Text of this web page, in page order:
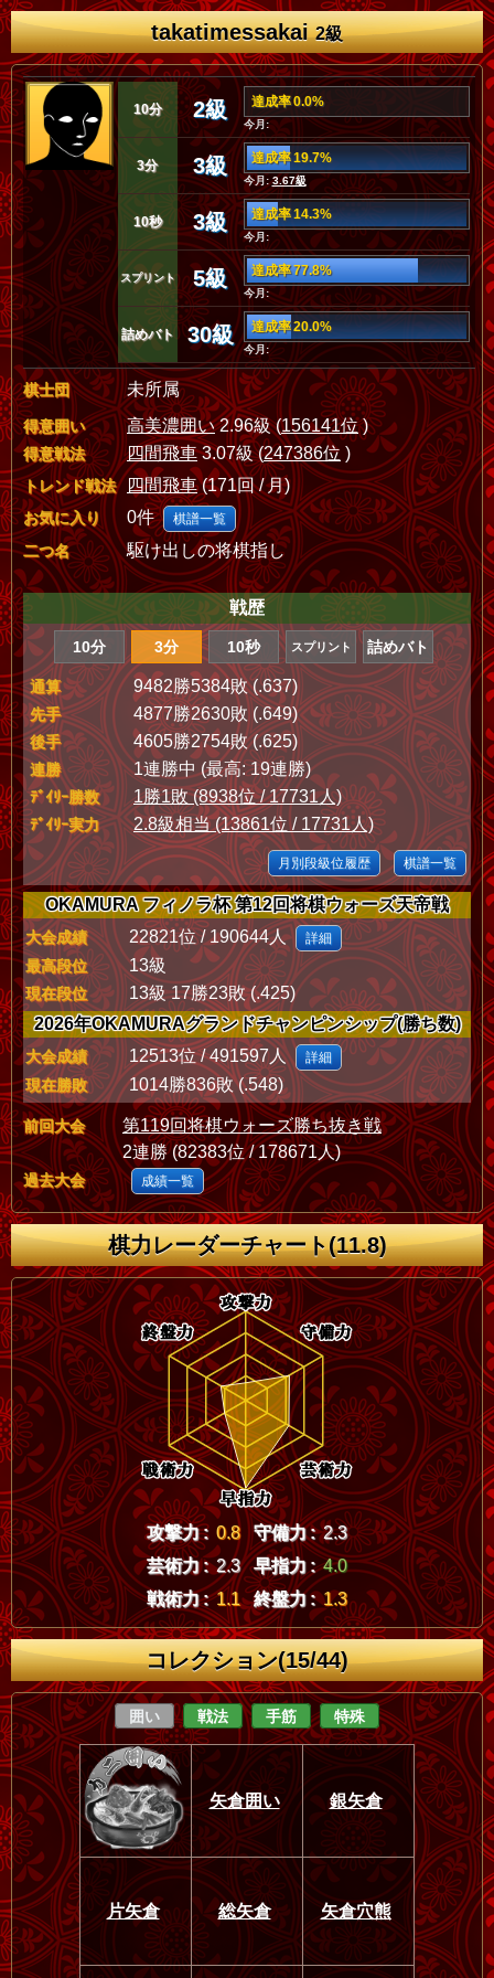
takatimessakai2級
10分 2級 達成率 0.0%
今月:
3分 3級 達成率 19.7%
今月:3.67級
10秒 3級 達成率 14.3%
今月:
スプリント 5級 達成率 77.8%
今月:
詰めバト 30級 達成率 20.0%
今月:
棋士団 未所属
得意囲い 高美濃囲い2.96級 (156141位)
得意戦法 四間飛車3.07級 (247386位 )
トレンド戦法 四間飛車(171回 / 月)
お気に入り 0件 棋譜一覧
二つ名 駆け出しの将棋指し
戦歴
10分 3分 10秒 スプリント 詰めバト
通算 9482勝5384敗 (.637)
先手 4877勝2630敗 (.649)
後手 4605勝2754敗 (.625)
連勝 1連勝中 (最高: 19連勝)
ﾃﾞｲﾘｰ勝数 1勝1敗 (8938位 / 17731人)
ﾃﾞｲﾘｰ実力 2.8級相当 (13861位 / 17731人)
月別段級位履歴 棋譜一覧
OKAMURA フィノラ杯 第12回将棋ウォーズ天帝戦
大会成績 22821位 / 190644人 詳細
最高段位 13級
現在段位
13級 17勝23敗 (.425)
2026年OKAMURAグランドチャンピンシップ(勝ち数)
大会成績 12513位 / 491597人 詳細
現在勝敗 1014勝836敗 (.548)
前回大会
第119回将棋ウォーズ勝ち抜き戦
2連勝 (82383位 / 178671人)
過去大会 成績一覧
棋力レーダーチャート(11.8)
攻撃力 : 0.8 守備力 : 2.3
芸術力 : 2.3 早指力 : 4.0
戦術力 : 1.1 終盤力 : 1.3
コレクション(15/44)
囲い 戦法 手筋 特殊
矢倉囲い 銀矢倉
片矢倉 総矢倉 矢倉穴熊